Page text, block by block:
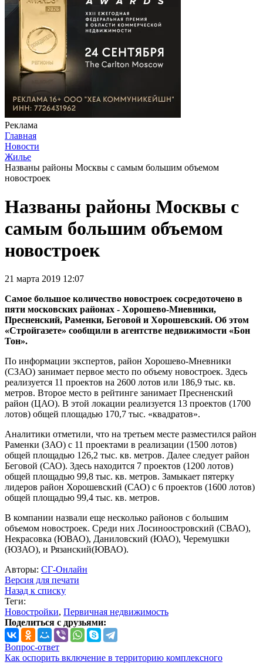
Реклама
Главная
Новости
Жилье
Названы районы Москвы с самым большим объемом
новостроек
Названы районы Москвы с
самым большим объемом
новостроек
21 марта 2019 12:07
Самое большое количество новостроек сосредоточено в
пяти московских районах - Хорошево-Мневники,
Пресненский, Раменки, Беговой и Хорошевский. Об этом
«Стройгазете» сообщили в агентстве недвижимости «Бон
Тон».
По информации экспертов, район Хорошево-Мневники
(СЗАО) занимает первое место по объему новостроек. Здесь
реализуется 11 проектов на 2600 лотов или 186,9 тыс. кв.
метров. Второе место в рейтинге занимает Пресненский
район (ЦАО). В этой локации реализуется 13 проектов (1700
лотов) общей площадью 170,7 тыс. «квадратов».
Аналитики отметили, что на третьем месте разместился район
Раменки (ЗАО) с 11 проектами в реализации (1500 лотов)
общей площадью 126,2 тыс. кв. метров. Далее следует район
Беговой (САО). Здесь находится 7 проектов (1200 лотов)
общей площадью 99,8 тыс. кв. метров. Замыкает пятерку
лидеров район Хорошевский (САО) с 6 проектов (1600 лотов)
общей площадью 99,4 тыс. кв. метров.
В компании назвали еще несколько районов с большим
объемом новостроек. Среди них Лосиноостровский (СВАО),
Некрасовка (ЮВАО), Даниловский (ЮАО), Черемушки
(ЮЗАО), и Рязанский(ЮВАО).
Авторы: СГ-Онлайн
Версия для печати
Назад к списку
Теги:
Новостройки, Первичная недвижимость
Поделиться с друзьями:
Вопрос-ответ
Как оспорить включение в территорию комплексного